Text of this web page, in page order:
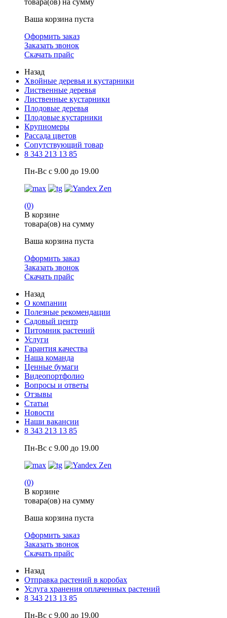
товара(ов) на сумму
Ваша корзина пуста
Оформить заказ
Заказать звонок
Скачать прайс
Назад
Хвойные деревья и кустарники
Лиственные деревья
Лиственные кустарники
Плодовые деревья
Плодовые кустарники
Крупномеры
Рассада цветов
Сопутствующий товар
8 343 213 13 85
Пн-Вс с 9.00 до 19.00
(0)
В корзине
товара(ов) на сумму
Ваша корзина пуста
Оформить заказ
Заказать звонок
Скачать прайс
Назад
О компании
Полезные рекомендации
Садовый центр
Питомник растений
Услуги
Гарантия качества
Наша команда
Ценные бумаги
Видеопортфолио
Вопросы и ответы
Отзывы
Статьи
Новости
Наши вакансии
8 343 213 13 85
Пн-Вс с 9.00 до 19.00
(0)
В корзине
товара(ов) на сумму
Ваша корзина пуста
Оформить заказ
Заказать звонок
Скачать прайс
Назад
Отправка растений в коробах
Услуга хранения оплаченных растений
8 343 213 13 85
Пн-Вс с 9.00 до 19.00